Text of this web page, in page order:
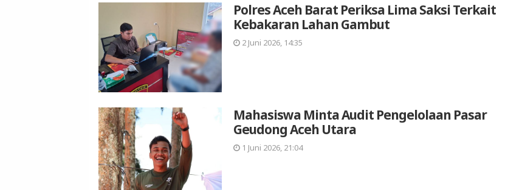
Polres Aceh Barat Periksa Lima Saksi Terkait
Kebakaran Lahan Gambut
2 Juni 2026, 14:35
Mahasiswa Minta Audit Pengelolaan Pasar
Geudong Aceh Utara
1 Juni 2026, 21:04